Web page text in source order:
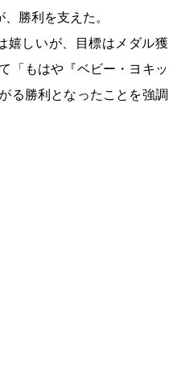
勝利を支えた。
嬉しいが、目標はメダル獲
「もはや『ベビー・ヨキッ
る勝利となったことを強調